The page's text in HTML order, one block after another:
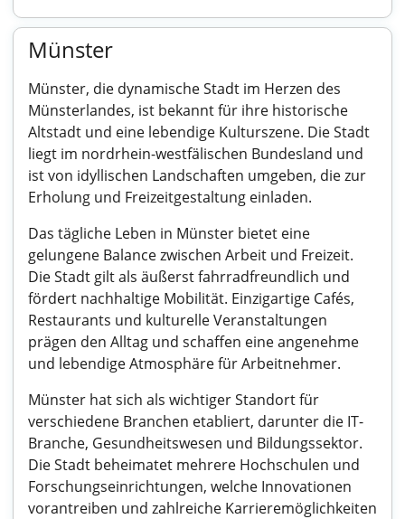
Münster
Münster, die dynamische Stadt im Herzen des
Münsterlandes, ist bekannt für ihre historische
Altstadt und eine lebendige Kulturszene. Die Stadt
liegt im nordrhein-westfälischen Bundesland und
ist von idyllischen Landschaften umgeben, die zur
Erholung und Freizeitgestaltung einladen.
Das tägliche Leben in Münster bietet eine
gelungene Balance zwischen Arbeit und Freizeit.
Die Stadt gilt als äußerst fahrradfreundlich und
fördert nachhaltige Mobilität. Einzigartige Cafés,
Restaurants und kulturelle Veranstaltungen
prägen den Alltag und schaffen eine angenehme
und lebendige Atmosphäre für Arbeitnehmer.
Münster hat sich als wichtiger Standort für
verschiedene Branchen etabliert, darunter die IT-
Branche, Gesundheitswesen und Bildungssektor.
Die Stadt beheimatet mehrere Hochschulen und
Forschungseinrichtungen, welche Innovationen
vorantreiben und zahlreiche Karrieremöglichkeiten